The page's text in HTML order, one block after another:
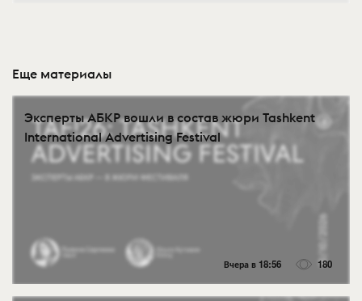
Еще материалы
Эксперты АБКР вошли в состав жюри Tashkent
International Advertising Festival
Вчера в 18:56 180